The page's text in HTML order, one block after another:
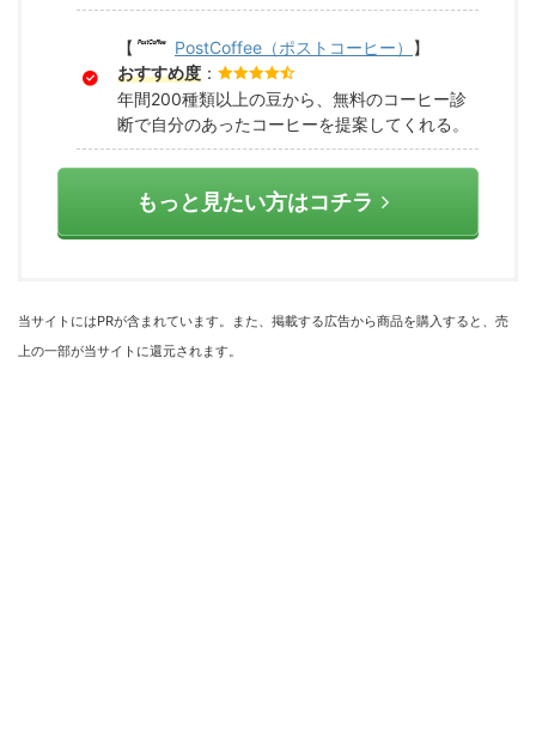
【 PostCoffee（ポストコーヒー）
】
おすすめ度 ：
年間200種類以上の豆から、無料のコーヒー診
断で自分のあったコーヒーを提案してくれる。
もっと見たい方はコチラ
当サイトにはPRが含まれています。また、掲載する広告から商品を購入すると、売
上の一部が当サイトに還元されます。